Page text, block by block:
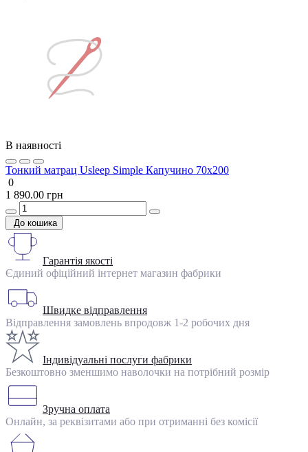
В наявності
Тонкий матрац Usleep Simple Капучино 70х200
0
1 890.00 грн
До кошика
Гарантія якості
Єдиний офіційний інтернет магазин фабрики
Швидке відправлення
Відправлення замовлень впродовж 1-2 робочих дня
Індивідуальні послуги фабрики
Безкоштовно зменшимо наволочки на потрібний розмір
Зручна оплата
Онлайн, за реквізитами або при отриманні без комісії